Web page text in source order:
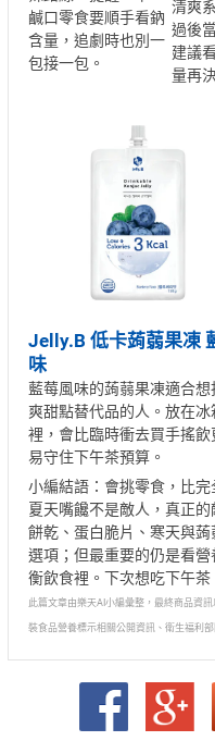
鹹口零食要順手看鈉
含量，追劇時也別一
包接一包。
清爽
過後
建議
量再
Jelly.B 低卡蒟蒻果凍
味
藍莓風味的蒟蒻果凍適合想
爽甜點替代品的人。放在冰
裡，會比臨時衝去買手搖飲
易守住下午茶預算。
小編結語：會挑零食，比完
夏天嘴饞不是敵人，真正
餅乾、蛋白脆片、寒天與
選項；但最重要的仍是看
衡飲食裡。下次想吃下午
此篇文章由樂天AI小編彙整，最終商品資
裝食品營養標示相關公開資訊、衛生福利